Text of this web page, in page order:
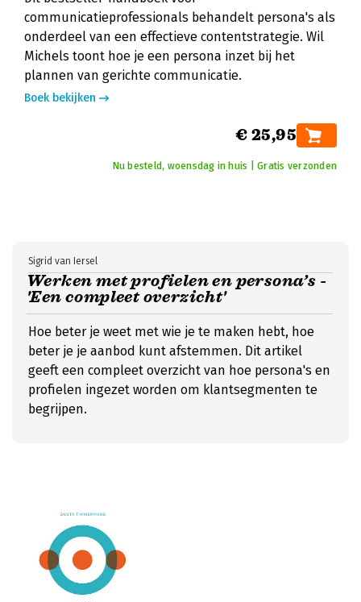
communicatieprofessionals behandelt persona's als
onderdeel van een effectieve contentstrategie. Wil
Michels toont hoe je een persona inzet bij het
plannen van gerichte communicatie.
Boek bekijken
€ 25,95
Nu besteld, woensdag in huis | Gratis verzonden
Werken met profielen en persona’s -
'Een compleet overzicht'
Sigrid van Iersel
Hoe beter je weet met wie je te maken hebt, hoe
beter je je aanbod kunt afstemmen. Dit artikel
geeft een compleet overzicht van hoe persona's en
profielen ingezet worden om klantsegmenten te
begrijpen.